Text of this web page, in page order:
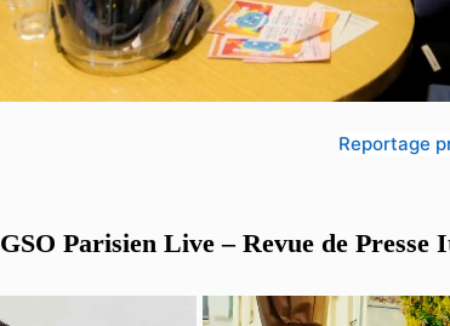
Reportage
GSO Parisien Live – Revue de